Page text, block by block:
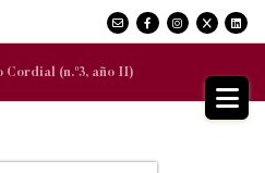
Cordial (n.º3, año II)